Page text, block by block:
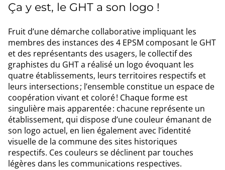
Ça y est, le GHT a son logo !
Fruit d’une démarche collaborative impliquant les
membres des instances des 4 EPSM composant le GHT
et des représentants des usagers, le collectif des
graphistes du GHT a réalisé un logo évoquant les
quatre établissements, leurs territoires respectifs et
leurs intersections ; l’ensemble constitue un espace de
coopération vivant et coloré ! Chaque forme est
singulière mais apparentée : chacune représente un
établissement, qui dispose d’une couleur émanant de
son logo actuel, en lien également avec l’identité
visuelle de la commune des sites historiques
respectifs. Ces couleurs se déclinent par touches
légères dans les communications respectives.